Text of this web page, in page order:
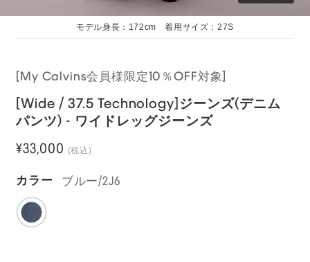
モデル身長：172cm 着用サイズ：27S
[My Calvins会員様限定10％OFF対象]
[Wide / 37.5 Technology]ジーンズ(デニム
パンツ) - ワイドレッグジーンズ
¥33,000 (税込)
カラー ブルー/2J6